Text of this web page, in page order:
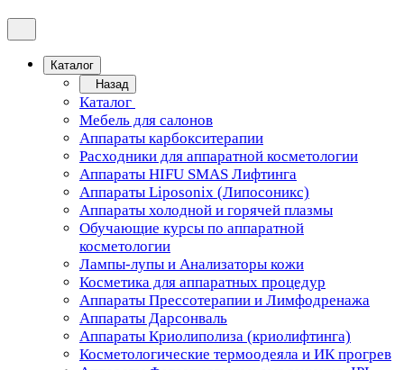
Каталог
Назад
Каталог
Мебель для салонов
Аппараты карбокситерапии
Расходники для аппаратной косметологии
Аппараты HIFU SMAS Лифтинга
Аппараты Liposonix (Липосоникс)
Аппараты холодной и горячей плазмы
Обучающие курсы по аппаратной
косметологии
Лампы-лупы и Анализаторы кожи
Косметика для аппаратных процедур
Аппараты Прессотерапии и Лимфодренажа
Аппараты Дарсонваль
Аппараты Криолиполиза (криолифтинга)
Косметологические термоодеяла и ИК прогрев